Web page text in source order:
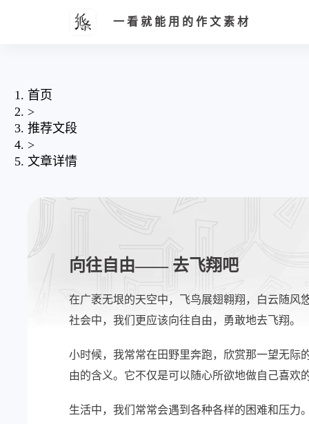
一看就能用的作文素材
首页
>
推荐文段
>
文章详情
向往自由—— 去飞翔吧
在广袤无垠的天空中，飞鸟展翅翱翔，白云随风
社会中，我们更应该向往自由，勇敢地去飞翔。
小时候，我常常在田野里奔跑，欣赏那一望无际
由的含义。它不仅是可以随心所欲地做自己喜欢
生活中，我们常常会遇到各种各样的困难和压力